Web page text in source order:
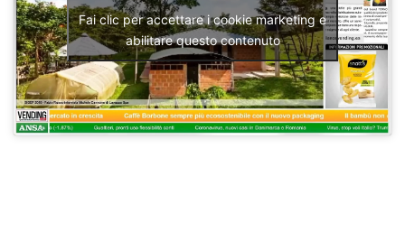
Fai clic per accettare i cookie marketing e
abilitare questo contenuto